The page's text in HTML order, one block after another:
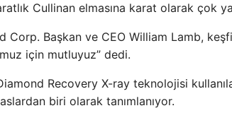
Cullinan elmasına karat olarak çok
Corp. Başkan ve CEO William Lamb,
için mutluyuz” dedi.
Recovery X-ray teknolojisi
biri olarak tanımlanıyor.